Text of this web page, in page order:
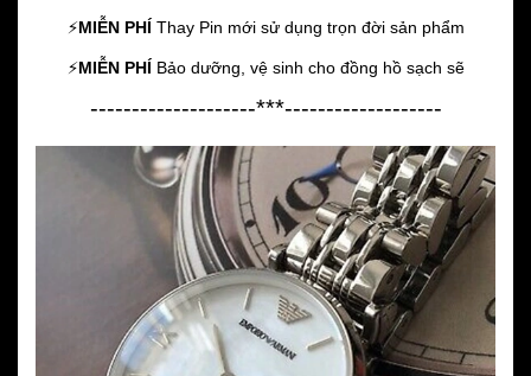
⚡️MIỄN PHÍ Thay Pin mới sử dụng trọn đời sản phẩm
⚡️MIỄN PHÍ Bảo dưỡng, vệ sinh cho đồng hồ sạch sẽ
--------------------***-------------------